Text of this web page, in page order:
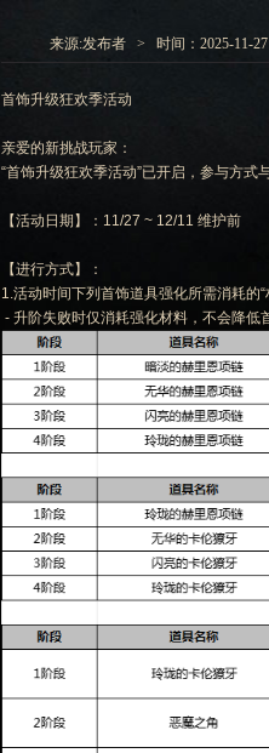
来源:发布者 > 时间：2025-11-27
首饰升级狂欢季活动
亲爱的新挑战玩家：
“首饰升级狂欢季活动”已开启，参与方式
【活动日期】：11/27 ~ 12/11 维护前
【进行方式】：
1.活动时间下列首饰道具强化所需消耗的
- 升阶失败时仅消耗强化材料，不会降低